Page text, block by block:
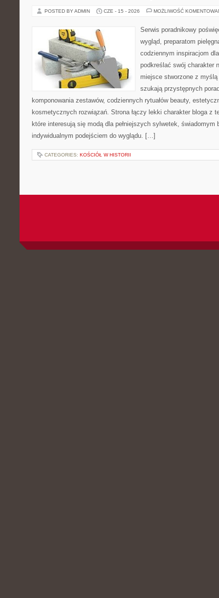
POSTED BY ADMIN CZE - 15 - 2026 MOŻLIWOŚĆ
Serwis poradnikowy
wygląd, preparatom
codziennym inspiracjom
podkreślać swój charakter
miejsce stworzone z
szukają przystępnych
komponowania zestawów, codziennych rytuałów beauty,
kosmetycznych rozwiązań. Strona łączy lekki charakter bloga z
które interesują się modą dla pełniejszych sylwetek, świadomym
indywidualnym podejściem do wyglądu. […]
CATEGORIES: KOŚCIÓŁ W HISTORII